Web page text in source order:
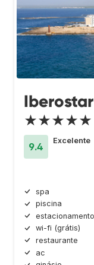
★★★★★
9.4
Excelente
spa
piscina
wi-fi (grátis)
restaurante
ac